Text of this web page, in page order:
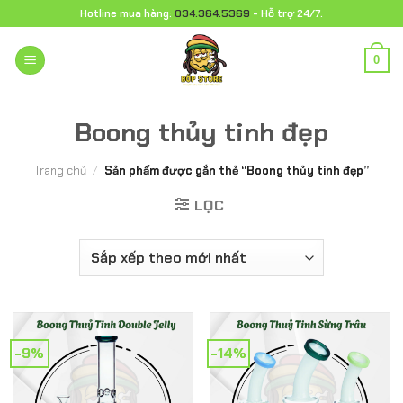
đến
nội
dung
Hotline mua hàng: 034.364.5369 - Hỗ trợ 24/7.
0
Boong thủy tinh đẹp
Trang chủ / Sản phẩm được gắn thẻ “Boong thủy tinh đẹp”
LỌC
-9% -14%